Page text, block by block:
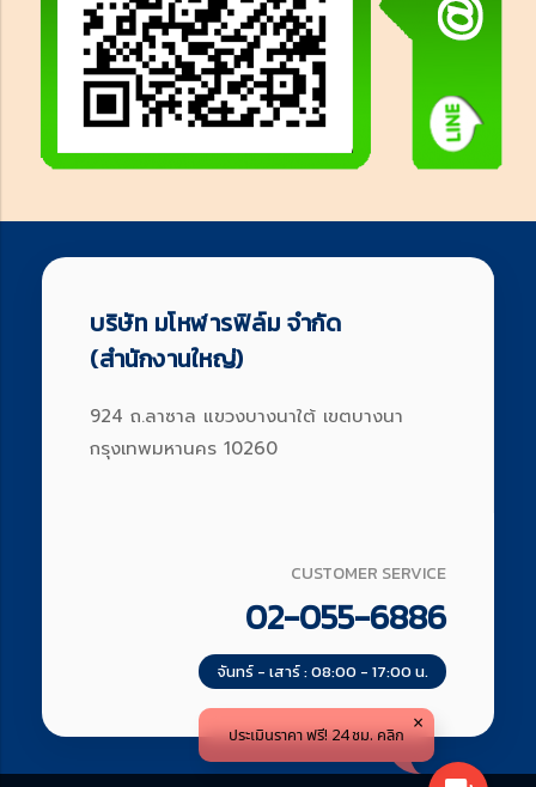
บริษัท มโหฬารฟิล์ม จำกัด
(สำนักงานใหญ่)
924 ถ.ลาซาล แขวงบางนาใต้ เขตบางนา
กรุงเทพมหานคร 10260
CUSTOMER SERVICE
02-055-6886
จันทร์ - เสาร์ : 08:00 - 17:00 น.
ประเมินราคา ฟรี! 24 ชม. คลิก